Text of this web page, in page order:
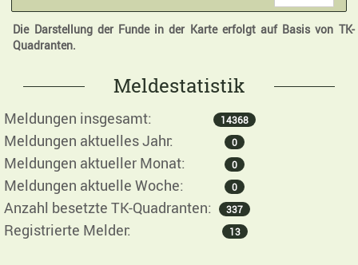
Die Darstellung der Funde in der Karte erfolgt auf Basis von TK-
Quadranten.
Meldestatistik
Meldungen insgesamt: 14368
Meldungen aktuelles Jahr: 0
Meldungen aktueller Monat: 0
Meldungen aktuelle Woche: 0
Anzahl besetzte TK-Quadranten: 337
Registrierte Melder: 13